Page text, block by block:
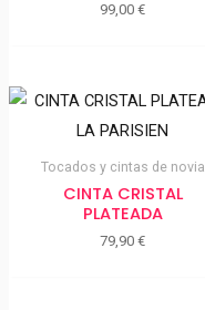
99,00€
Tocados y cintas de novia
CINTA CRISTAL
PLATEADA
79,90€